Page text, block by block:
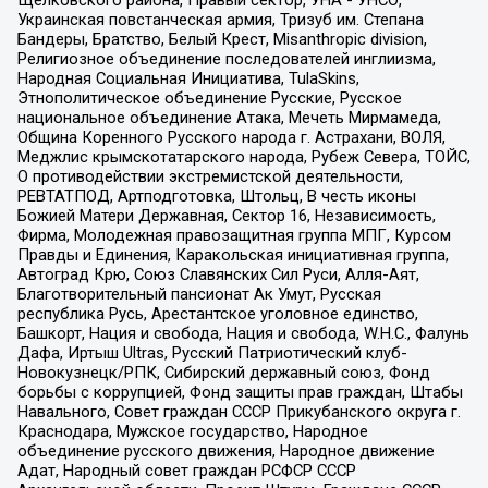
Украинская повстанческая армия, Тризуб им. Степана
Бандеры, Братство, Белый Крест, Misanthropic division,
Религиозное объединение последователей инглиизма,
Народная Социальная Инициатива, TulaSkins,
Этнополитическое объединение Русские, Русское
национальное объединение Атака, Мечеть Мирмамеда,
Община Коренного Русского народа г. Астрахани, ВОЛЯ,
Меджлис крымскотатарского народа, Рубеж Севера, ТОЙС,
О противодействии экстремистской деятельности,
РЕВТАТПОД, Артподготовка, Штольц, В честь иконы
Божией Матери Державная, Сектор 16, Независимость,
Фирма, Молодежная правозащитная группа МПГ, Курсом
Правды и Единения, Каракольская инициативная группа,
Автоград Крю, Союз Славянских Сил Руси, Алля-Аят,
Благотворительный пансионат Ак Умут, Русская
республика Русь, Арестантское уголовное единство,
Башкорт, Нация и свобода, Нация и свобода, W.H.С., Фалунь
Дафа, Иртыш Ultras, Русский Патриотический клуб-
Новокузнецк/РПК, Сибирский державный союз, Фонд
борьбы с коррупцией, Фонд защиты прав граждан, Штабы
Навального, Совет граждан СССР Прикубанского округа г.
Краснодара, Мужское государство, Народное
объединение русского движения, Народное движение
Адат, Народный совет граждан РСФСР СССР